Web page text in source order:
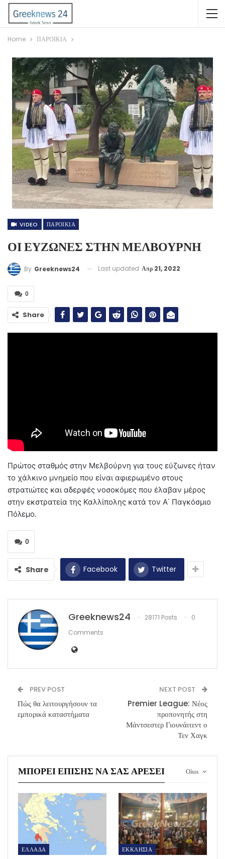
Home ΠΑΡΟΙΚΙΑ
VIDEO ΠΑΡΟΙΚΙΑ
ΟΙ ΕΥΖΩΝΕΣ ΣΤΗΝ ΜΕΛΒΟΥΡΝΗ
By Greeknews24 Last updated Απρ 21, 2022
0
Share
Πρώτος σταθμός στην Μελβούρνη για τους εύζωνες ήταν
το χάλκινο μνημείο που είναι αφιερωμένο στους
στρατιώτες και αδερφές νοσοκόμες που έλαβαν μέρος
στην εκστρατεία της Καλλίπολης κατά τον Α΄ Παγκόσμιο
Πόλεμο.
0
Share Facebook Twitter
Greeknews24 28171 Posts
0
Comments
PREV POST
Πώς θα λειτουργήσουν τα
εμπορικά καταστήματα
NEXT POST
Premier League: Νέος
προπονητής στη
Μάντσεστερ Γιουνάιτεντ ο
Τεν Χαγκ
Ολοι
ΜΠΟΡΕΊ ΕΠΊΣΗΣ ΝΑ ΣΑΣ ΑΡΈΣΕΙ
ΕΛΛΑΔΑ ΕΚΚΛΗΣΙΑ